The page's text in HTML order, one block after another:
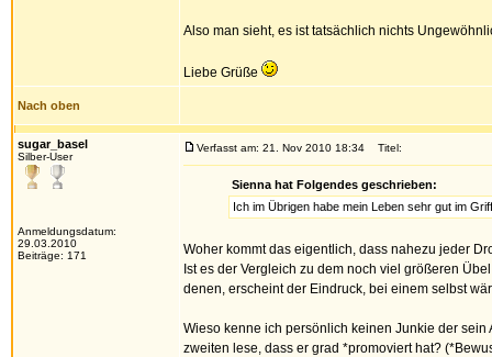
Also man sieht, es ist tatsächlich nichts
Liebe Grüße
Nach oben
sugar_basel
Silber-User
Anmeldungsdatum:
29.03.2010
Beiträge: 171
Verfasst am: 21. Nov 2010 18:34 Titel:
Sienna hat Folgendes geschrieben:
Ich im Übrigen habe mein Leben sehr gut im Griff
Woher kommt das eigentlich, dass nahezu jeder
Ist es der Vergleich zu dem noch viel größeren
denen, erscheint der Eindruck, bei einem selbst
Wieso kenne ich persönlich keinen Junkie der
zweiten lese, dass er grad *promoviert hat?